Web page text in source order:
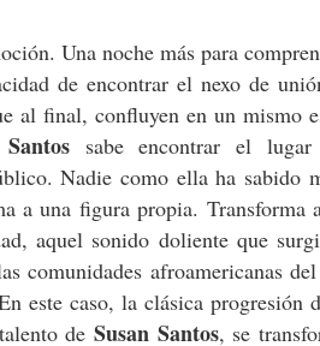
Una noche más para
de encontrar el nexo de
al final, confluyen en un mismo
sabe encontrar el lugar
Nadie como ella ha sabido
a una figura propia. Transforma
aquel sonido doliente que
comunidades afroamericanas
este caso, la clásica progresión
deSusan Santos, se